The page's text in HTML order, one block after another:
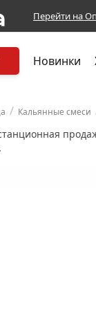
Перейти на
Новинки
/ Кальянные смеси